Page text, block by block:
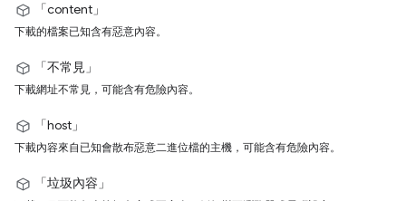
「content」
下載的檔案已知含有惡意內容。
「不常見」
下載網址不常見，可能含有危險內容。
「host」
下載內容來自已知會散布惡意二進位檔的主機，可能含有危險內容。
「垃圾內容」